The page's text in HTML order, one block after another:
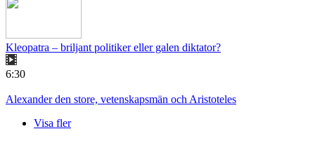
Kleopatra – briljant politiker eller galen diktator?
6:30
Alexander den store, vetenskapsmän och Aristoteles
Visa fler